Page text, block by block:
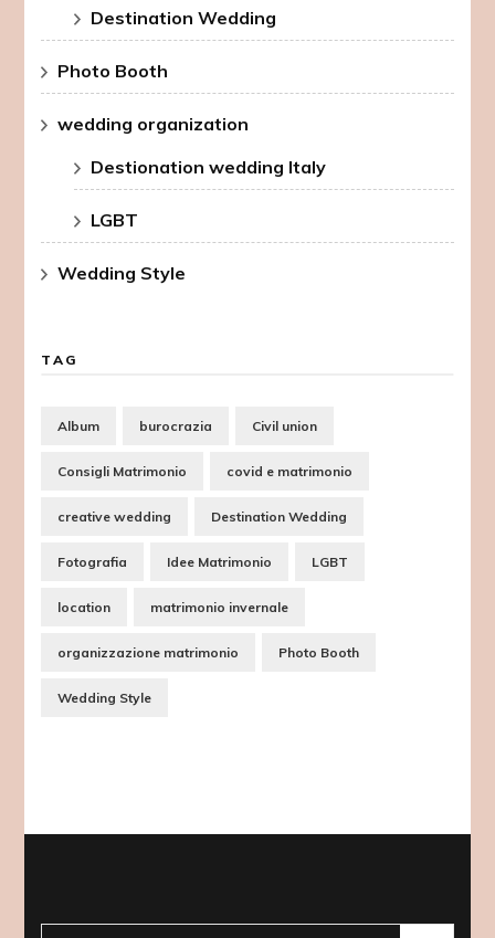
Destination Wedding
Photo Booth
wedding organization
Destionation wedding Italy
LGBT
Wedding Style
TAG
Album burocrazia Civil union
Consigli Matrimonio covid e matrimonio
creative wedding Destination Wedding
Fotografia Idee Matrimonio LGBT
location matrimonio invernale
organizzazione matrimonio Photo Booth
Wedding Style